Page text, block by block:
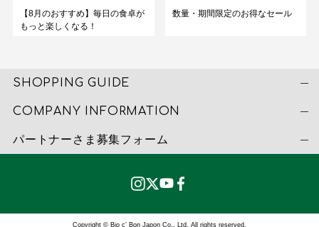
【8月のおすすめ】毎日の食卓が
もっと楽しくなる！
数量・期間限定のお得なセール
SHOPPING GUIDE
COMPANY INFORMATION
パートナーさま募集フォーム
Copyright © Bio c’ Bon Japon Co., Ltd. All rights reserved.